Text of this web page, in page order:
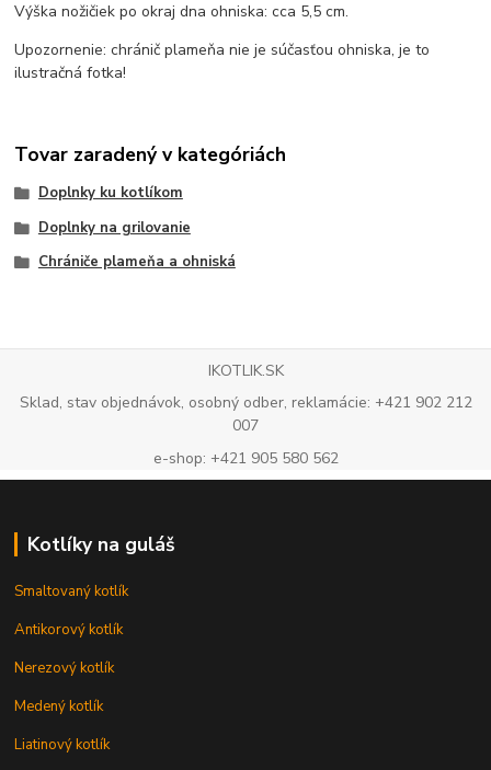
Výška nožičiek po okraj dna ohniska: cca 5,5 cm.
Upozornenie: chránič plameňa nie je súčasťou ohniska, je to
ilustračná fotka!
Tovar zaradený v kategóriách
Doplnky ku kotlíkom
Doplnky na grilovanie
Chrániče plameňa a ohniská
IKOTLIK.SK
Sklad, stav objednávok, osobný odber, reklamácie: +421 902 212
007
e-shop: +421 905 580 562
Kotlíky na guláš
Smaltovaný kotlík
Antikorový kotlík
Nerezový kotlík
Medený kotlík
Liatinový kotlík